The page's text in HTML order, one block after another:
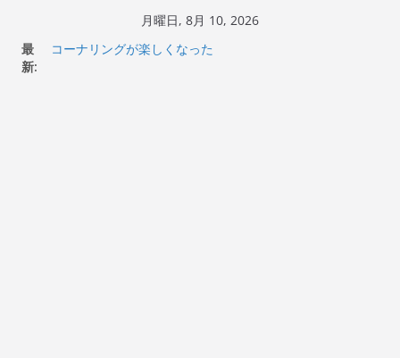
月曜日, 8月 10, 2026
最
新:
コーナリングが楽しくなった